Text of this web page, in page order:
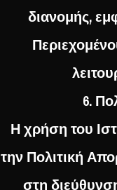
διανομής,
6.
Η χρήση του
την Πολιτική
στη